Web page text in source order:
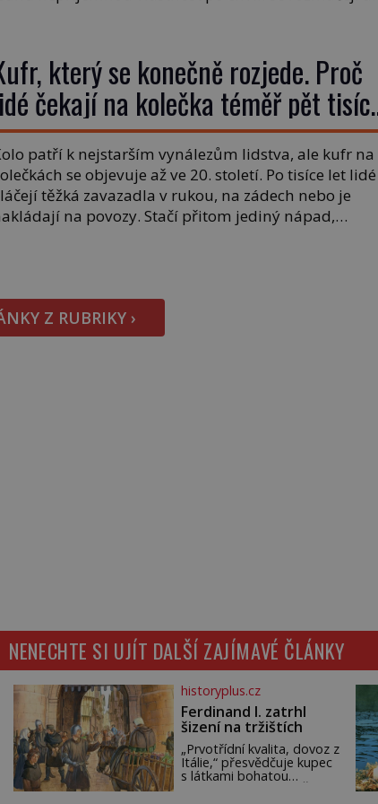
k nápadu, který změní způsob pití po celém
který se konečně rozjede. Proč
čekají na kolečka téměř pět tisíc
patří k nejstarším vynálezům lidstva, ale kufr na
se objevuje až ve 20. století. Po tisíce let lidé
těžká zavazadla v rukou, na zádech nebo je
na povozy. Stačí přitom jediný nápad,
Z RUBRIKY ›
NENECHTE SI UJÍT DALŠÍ ZAJÍMAVÉ ČLÁNKY
historyplus.cz
Ferdinand I. zatrhl
šizení na tržištích
„Prvotřídní kvalita, dovoz z
Itálie,“ přesvědčuje kupec
s látkami bohatou